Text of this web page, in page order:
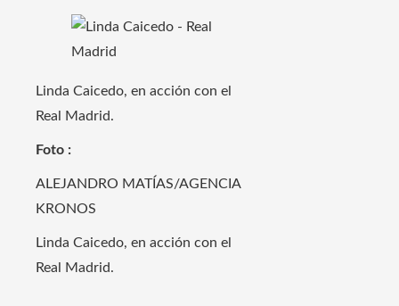
Linda Caicedo, en acción con el
Real Madrid.
Foto :
ALEJANDRO MATÍAS/AGENCIA
KRONOS
Linda Caicedo, en acción con el
Real Madrid.